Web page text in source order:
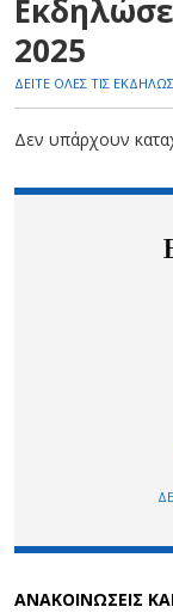
2025
ΔΕΙΤΕ ΟΛΕΣ ΤΙΣ
Δεν υπάρχουν
ΑΝΑΚΟΙΝΩΣΕΙΣ